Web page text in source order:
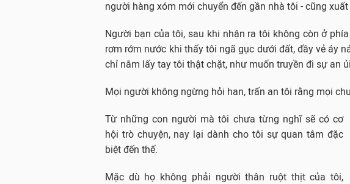
người hàng xóm mới chuyển đến gần nhà tôi - cũng
Người bạn của tôi, sau khi nhận ra tôi không còn ở
rơm rớm nước khi thấy tôi ngã gục dưới đất, đầy vẻ áy
chỉ nắm lấy tay tôi thật chặt, như muốn truyền đi sự an
Mọi người không ngừng hỏi han, trấn an tôi rằng mọi
Từ những con người mà tôi chưa từng nghĩ sẽ có cơ
hội trò chuyện, nay lại dành cho tôi sự quan tâm đặc
biệt đến thế.
Mặc dù họ không phải người thân ruột thịt của tôi,